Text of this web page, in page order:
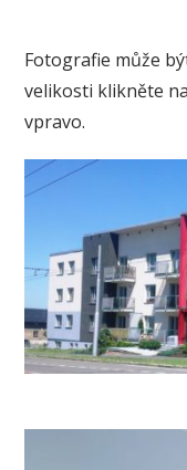
Fotografie může
velikosti klikněte
vpravo.